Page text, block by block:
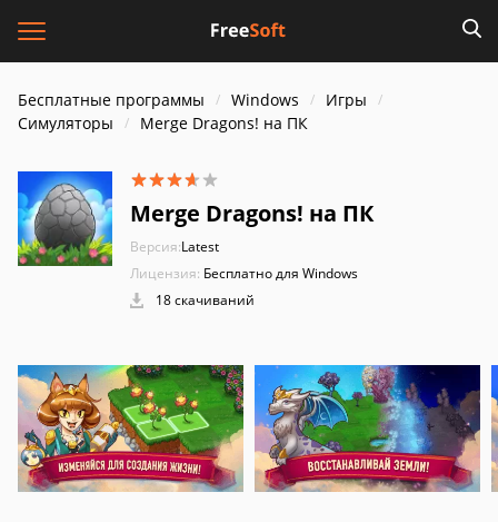
Бесплатные программы Windows
Игры
Симуляторы
Merge Dragons! на ПК
Merge Dragons! на ПК
Версия:Latest
Лицензия: Бесплатно для Windows
18 скачиваний